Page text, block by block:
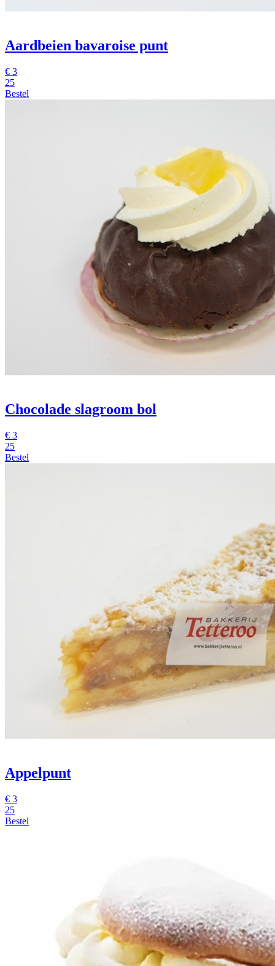
Aardbeien bavaroise punt
€ 3
25
Bestel
Chocolade slagroom bol
€ 3
25
Bestel
Appelpunt
€ 3
25
Bestel